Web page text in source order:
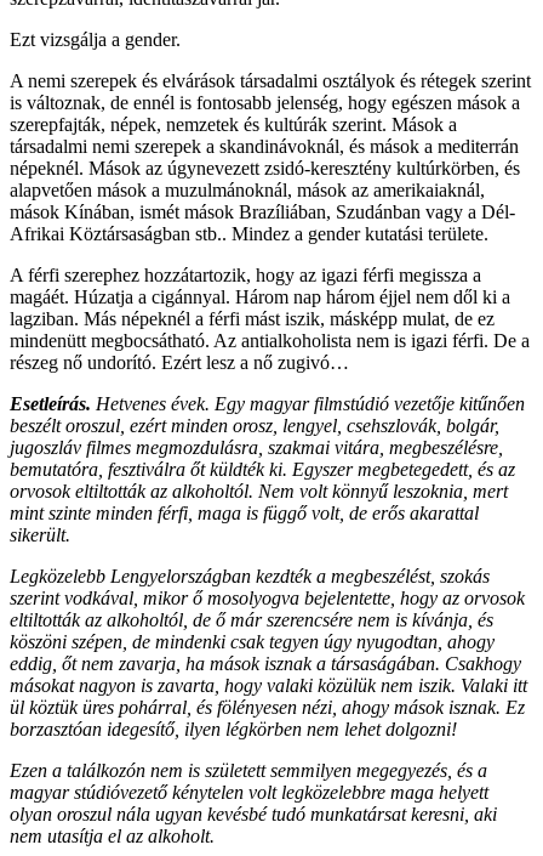
Ezt vizsgálja a gender.
A nemi szerepek és elvárások társadalmi osztályok és rétegek szerint
is változnak, de ennél is fontosabb jelenség, hogy egészen mások a
szerepfajták, népek, nemzetek és kultúrák szerint. Mások a
társadalmi nemi szerepek a skandinávoknál, és mások a mediterrán
népeknél. Mások az úgynevezett zsidó-keresztény kultúrkörben, és
alapvetően mások a muzulmánoknál, mások az amerikaiaknál,
mások Kínában, ismét mások Brazíliában, Szudánban vagy a Dél-
Afrikai Köztársaságban stb.. Mindez a gender kutatási területe.
A férfi szerephez hozzátartozik, hogy az igazi férfi megissza a
magáét. Húzatja a cigánnyal. Három nap három éjjel nem dől ki a
lagziban. Más népeknél a férfi mást iszik, másképp mulat, de ez
mindenütt megbocsátható. Az antialkoholista nem is igazi férfi. De a
részeg nő undorító. Ezért lesz a nő zugivó…
Esetleírás. Hetvenes évek. Egy magyar filmstúdió vezetője kitűnően
beszélt oroszul, ezért minden orosz, lengyel, csehszlovák, bolgár,
jugoszláv filmes megmozdulásra, szakmai vitára, megbeszélésre,
bemutatóra, fesztiválra őt küldték ki. Egyszer megbetegedett, és az
orvosok eltiltották az alkoholtól. Nem volt könnyű leszoknia, mert
mint szinte minden férfi, maga is függő volt, de erős akarattal
sikerült.
Legközelebb Lengyelországban kezdték a megbeszélést, szokás
szerint vodkával, mikor ő mosolyogva bejelentette, hogy az orvosok
eltiltották az alkoholtól, de ő már szerencsére nem is kívánja, és
köszöni szépen, de mindenki csak tegyen úgy nyugodtan, ahogy
eddig, őt nem zavarja, ha mások isznak a társaságában. Csakhogy
másokat nagyon is zavarta, hogy valaki közülük nem iszik. Valaki itt
ül köztük üres pohárral, és fölényesen nézi, ahogy mások isznak. Ez
borzasztóan idegesítő, ilyen légkörben nem lehet dolgozni!
Ezen a találkozón nem is született semmilyen megegyezés, és a
magyar stúdióvezető kénytelen volt legközelebbre maga helyett
olyan oroszul nála ugyan kevésbé tudó munkatársat keresni, aki
nem utasítja el az alkoholt.